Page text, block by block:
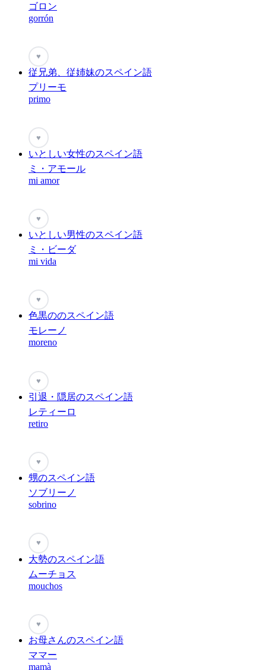
ゴロン
gorrón
♥
従兄弟、従姉妹のスペイン語
プリーモ
primo
♥
いとしい女性のスペイン語
ミ・アモール
mi amor
♥
いとしい男性のスペイン語
ミ・ビーダ
mi vida
♥
色黒ののスペイン語
モレーノ
moreno
♥
引退・隠居のスペイン語
レティーロ
retiro
♥
甥のスペイン語
ソブリーノ
sobrino
♥
大勢のスペイン語
ムーチョス
mouchos
♥
お母さんのスペイン語
ママー
mamà